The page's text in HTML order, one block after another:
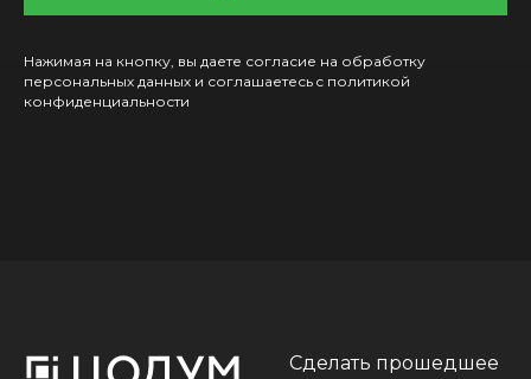
Нажимая на кнопку, вы даете согласие на обработку
персональных данных и соглашаетесь c политикой
конфиденциальности
Сделать прошедшее